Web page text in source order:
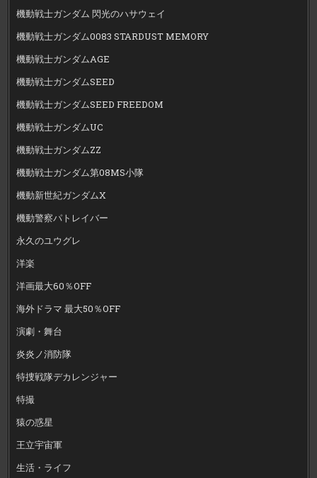
機動戦士ガンダム 閃光のハサウェイ
機動戦士ガンダム0083 STARDUST MEMORY
機動戦士ガンダムAGE
機動戦士ガンダムSEED
機動戦士ガンダムSEED FREEDOM
機動戦士ガンダムUC
機動戦士ガンダムZZ
機動戦士ガンダム第08MS小隊
機動新世紀ガンダムX
機動警察パトレイバー
永久のユウグレ
洋楽
洋画最大60％OFF
海外ドラマ 最大50％OFF
演劇・舞台
炎炎ノ消防隊
特捜戦隊デカレンジャー
特撮
猿の惑星
王立宇宙軍
生活・ライフ